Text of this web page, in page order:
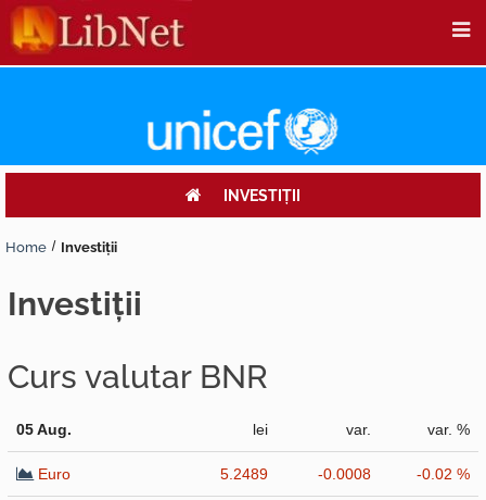
INVESTIŢII
Home Investiţii
investiţii
Curs valutar BNR
05 Aug. lei var. var. %
Euro 5.2489 -0.0008 -0.02 %